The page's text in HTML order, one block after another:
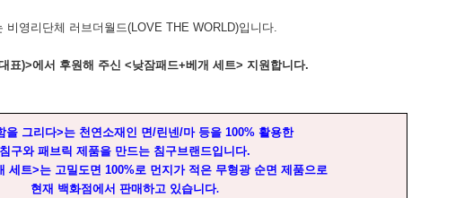
비영리단체 러브더월드(LOVE THE WORLD)입니다.
표)>에서 후원해 주신 <낮잠패드+베개 세트> 지원합니다.
을 그리다>는 천연소재인 면 /린넨 /마 등을 100% 활용한
침구와 패브릭 제품을 만드는 침구브랜드입니다.
세트>는 고밀도면 100%로 먼지가 적은 무형광 순면 제품으로
현재 백화점에서 판매하고 있습니다.